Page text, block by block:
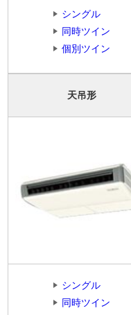
シングル
同時ツイン
個別ツイン
天吊形
シングル
同時ツイン